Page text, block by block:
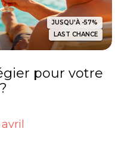
JUSQU'À -57%
LAST CHANCE
pour votre